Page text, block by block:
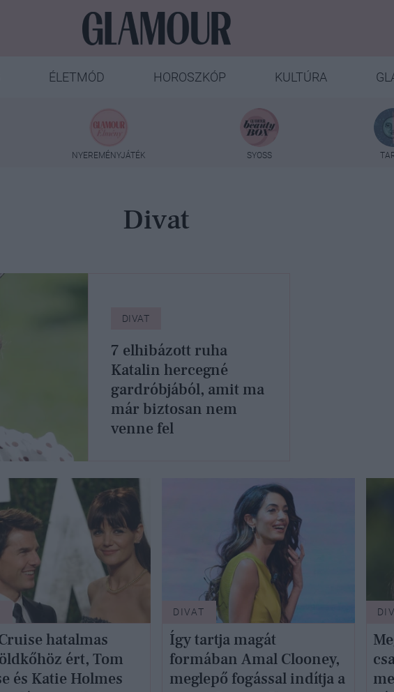
ÉLETMÓD HOROSZKÓP KULTÚRA
NYEREMÉNYJÁTÉK SYOSS
Divat
DIVAT
7 elhibázott ruha
Katalin hercegné
gardróbjából, amit ma
már biztosan nem
venne fel
hatalmas
ért, Tom
és Katie Holmes
DIVAT
Így tartja magát
formában Amal Clooney,
meglepő fogással indítja a